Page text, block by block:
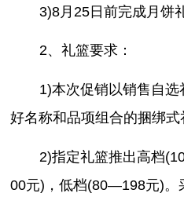
3)8月25日前完成月饼
2、礼篮要求：
1)本次促销以销售自
好名称和品项组合的捆绑式
2)指定礼篮推出高档
00元)，低档(80—198元)。